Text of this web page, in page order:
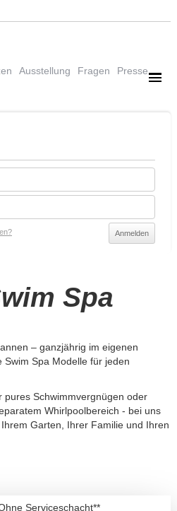
Ausstellung Fragen
Presse
Spa
– ganzjährig im eigenen
Spa Modelle für jeden
Schwimmvergnügen oder
Whirlpoolbereich - bei uns
Garten, Ihrer Familie und Ihren